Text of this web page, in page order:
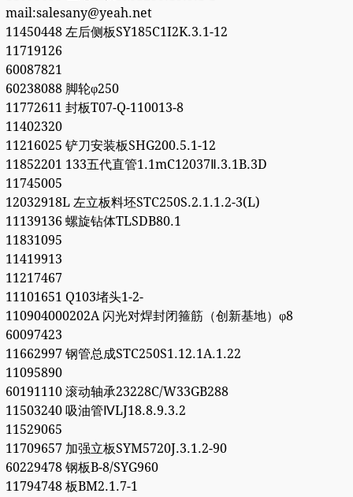
mail:salesany@yeah.net
11450448 左后侧板SY185C1I2K.3.1-12
11719126
60087821
60238088 脚轮φ250
11772611 封板T07-Q-110013-8
11402320
11216025 铲刀安装板SHG200.5.1-12
11852201 133五代直管1.1mC12037Ⅱ.3.1B.3D
11745005
12032918L 左立板料坯STC250S.2.1.1.2-3(L)
11139136 螺旋钻体TLSDB80.1
11831095
11419913
11217467
11101651 Q103堵头1-2-
110904000202A 闪光对焊封闭箍筋（创新基地）φ8
60097423
11662997 钢管总成STC250S1.12.1A.1.22
11095890
60191110 滚动轴承23228C/W33GB288
11503240 吸油管ⅣLJ18.8.9.3.2
11529065
11709657 加强立板SYM5720J.3.1.2-90
60229478 钢板B-8/SYG960
11794748 板BM2.1.7-1